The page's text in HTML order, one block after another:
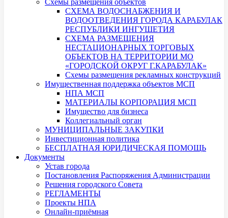
СХЕМА ВОДОСНАБЖЕНИЯ И
ВОДООТВЕДЕНИЯ ГОРОДА КАРАБУЛАК
РЕСПУБЛИКИ ИНГУШЕТИЯ
СХЕМА РАЗМЕЩЕНИЯ
НЕСТАЦИОНАРНЫХ ТОРГОВЫХ
ОБЪЕКТОВ НА ТЕРРИТОРИИ МО
«ГОРОДСКОЙ ОКРУГ Г.КАРАБУЛАК»
Схемы размещения рекламных конструкций
Имущественная поддержка объектов МСП
НПА МСП
МАТЕРИАЛЫ КОРПОРАЦИЯ МСП
Имущество для бизнеса
Коллегиальный орган
МУНИЦИПАЛЬНЫЕ ЗАКУПКИ
Инвестиционная политика
БЕСПЛАТНАЯ ЮРИДИЧЕСКАЯ ПОМОЩЬ
Документы
Устав города
Постановления Распоряжения Администрации
Решения городского Совета
РЕГЛАМЕНТЫ
Проекты НПА
Онлайн-приёмная